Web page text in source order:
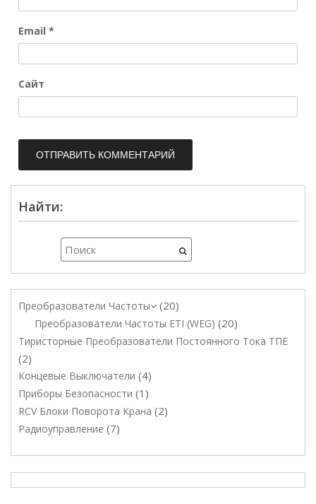
Email *
Сайт
Найти:
Преобразователи Частоты 20
Преобразователи Частоты ETI (WEG) 20
Тиристорные Преобразователи Постоянного Тока ТПЕ
2
Концевые Выключатели 4
Приборы Безопасности 1
RCV Блоки Поворота Крана 2
Радиоуправление 7